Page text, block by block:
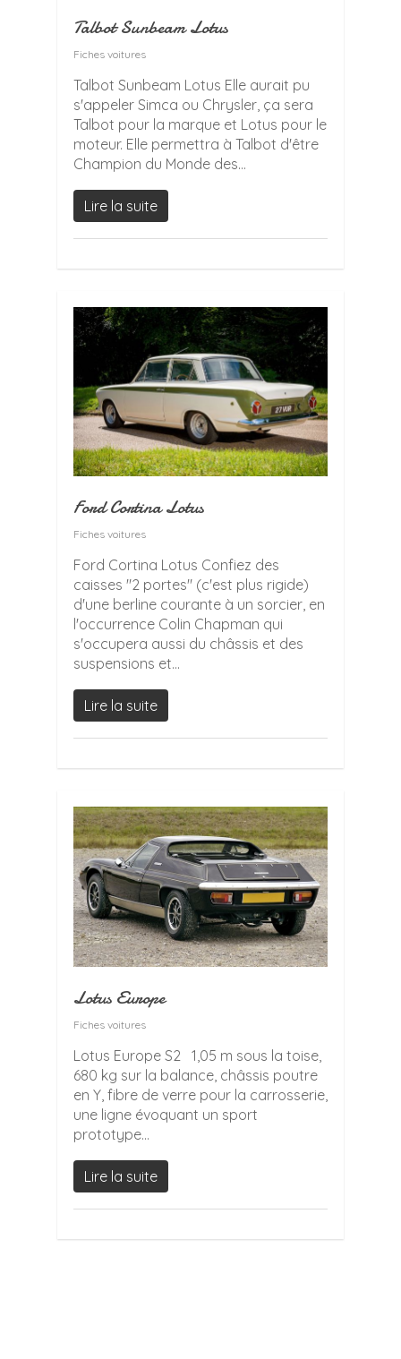
Talbot Sunbeam Lotus
Fiches voitures
Talbot Sunbeam Lotus Elle aurait pu
s'appeler Simca ou Chrysler, ça sera
Talbot pour la marque et Lotus pour le
moteur. Elle permettra à Talbot d'être
Champion du Monde des...
Lire la suite
Ford Cortina Lotus
Fiches voitures
Ford Cortina Lotus Confiez des
caisses "2 portes" (c'est plus rigide)
d'une berline courante à un sorcier, en
l'occurrence Colin Chapman qui
s'occupera aussi du châssis et des
suspensions et...
Lire la suite
Lotus Europe
Fiches voitures
Lotus Europe S2 1,05 m sous la toise,
680 kg sur la balance, châssis poutre
en Y, fibre de verre pour la carrosserie,
une ligne évoquant un sport
prototype...
Lire la suite